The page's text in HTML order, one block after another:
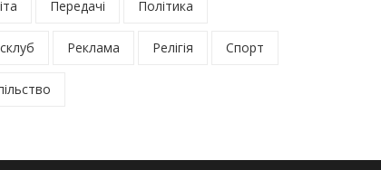
Передачі Політика
Реклама Релігія Спорт